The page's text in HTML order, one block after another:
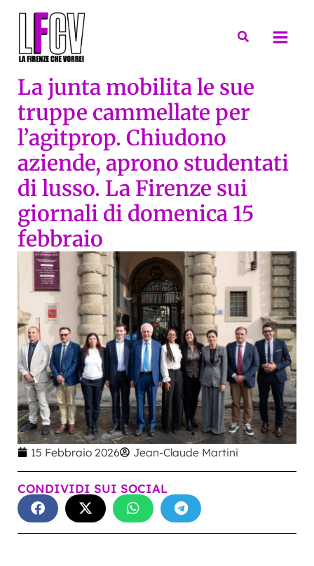
Cerca
La junta mobilita le sue
truppe cammellate per
l’agitprop. Chiudono
aziende, aprono studentati
di lusso. La Firenze sui
giornali di domenica 15
febbraio
15 Febbraio 2026 Jean-Claude Martini
CONDIVIDI SUI SOCIAL